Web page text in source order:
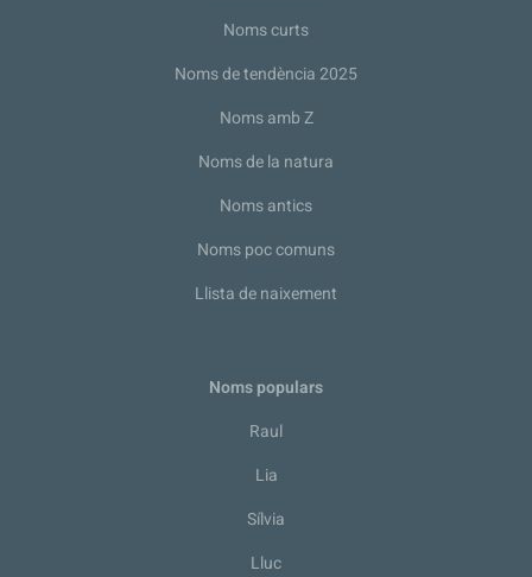
Noms curts
Noms de tendència 2025
Noms amb Z
Noms de la natura
Noms antics
Noms poc comuns
Llista de naixement
Noms populars
Raul
Lia
Sílvia
Lluc